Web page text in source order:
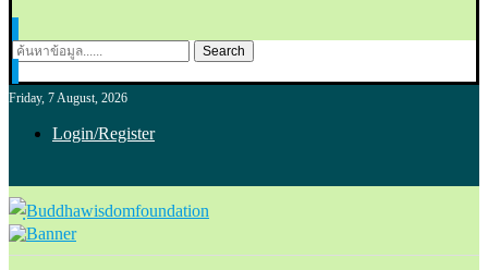
Search
Friday, 7 August, 2026
Login/Register